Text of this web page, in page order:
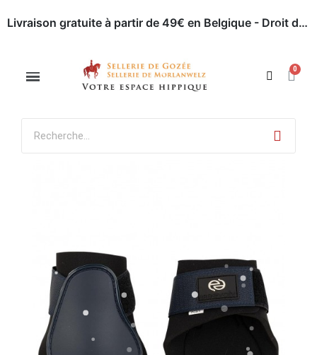
Livraison gratuite à partir de 49€ en Belgique - Droit de retour dans les 30 jours - Paiement en ligne sécurisé